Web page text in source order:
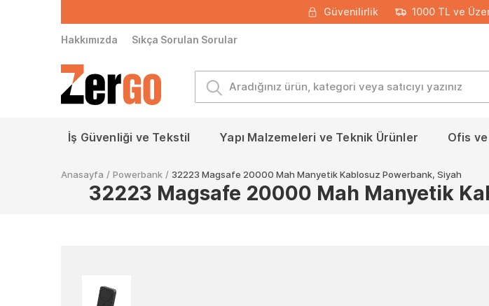
Güvenilirlik 1000 TL ve
Hakkımızda Sıkça Sorulan Sorular
İş Güvenliği ve Tekstil Yapı Malzemeleri ve Teknik Ürünler Ofis
Anasayfa / Powerbank / 32223 Magsafe 20000 Mah Manyetik Kablosuz Powerbank, Siyah
32223 Magsafe 20000 Mah Manyetik